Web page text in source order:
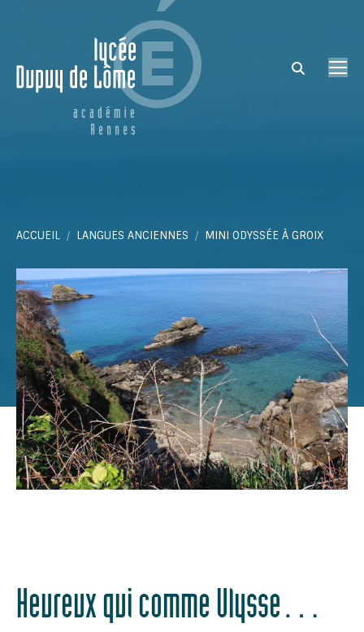
Search:
Vous êtes ici :
ACCUEIL LANGUES ANCIENNES MINI ODYSSÉE À GROIX
Heureux qui comme Ulysse…